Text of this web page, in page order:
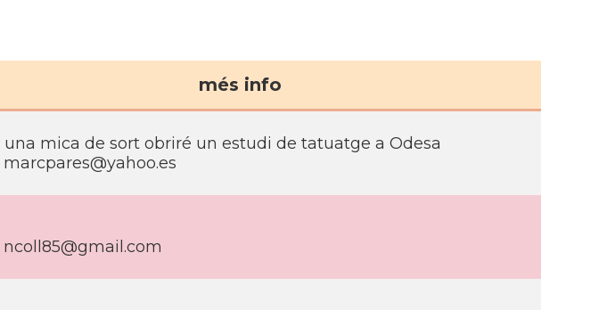
més info
mica de sort obriré un estudi de tatuatge a Odesa
marcpares@yahoo.es
ncoll85@gmail.com